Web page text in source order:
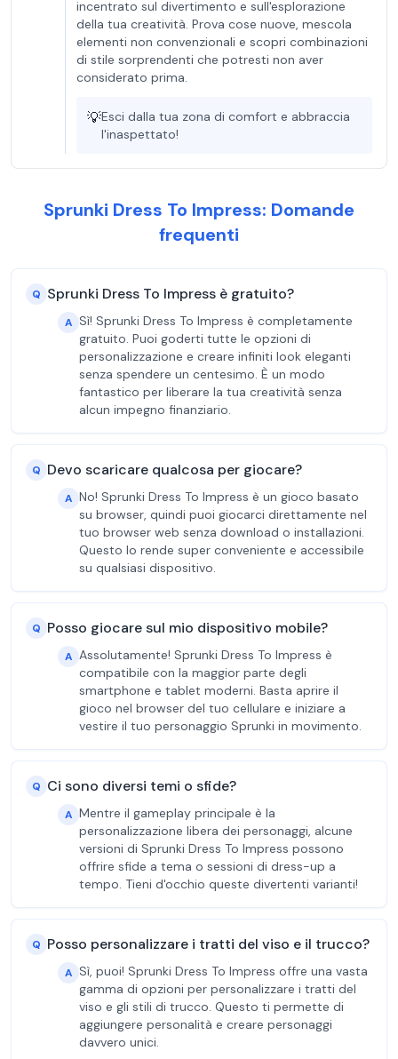
incentrato sul divertimento e sull'esplorazione
della tua creatività. Prova cose nuove, mescola
elementi non convenzionali e scopri combinazioni
di stile sorprendenti che potresti non aver
considerato prima.
💡Esci dalla tua zona di comfort e abbraccia
l'inaspettato!
Sprunki Dress To Impress: Domande
frequenti
Q Sprunki Dress To Impress è gratuito?
A Sì! Sprunki Dress To Impress è completamente
gratuito. Puoi goderti tutte le opzioni di
personalizzazione e creare infiniti look eleganti
senza spendere un centesimo. È un modo
fantastico per liberare la tua creatività senza
alcun impegno finanziario.
Q Devo scaricare qualcosa per giocare?
A No! Sprunki Dress To Impress è un gioco basato
su browser, quindi puoi giocarci direttamente nel
tuo browser web senza download o installazioni.
Questo lo rende super conveniente e accessibile
su qualsiasi dispositivo.
Q Posso giocare sul mio dispositivo mobile?
A Assolutamente! Sprunki Dress To Impress è
compatibile con la maggior parte degli
smartphone e tablet moderni. Basta aprire il
gioco nel browser del tuo cellulare e iniziare a
vestire il tuo personaggio Sprunki in movimento.
Q Ci sono diversi temi o sfide?
A Mentre il gameplay principale è la
personalizzazione libera dei personaggi, alcune
versioni di Sprunki Dress To Impress possono
offrire sfide a tema o sessioni di dress-up a
tempo. Tieni d'occhio queste divertenti varianti!
Q Posso personalizzare i tratti del viso e il trucco?
A Sì, puoi! Sprunki Dress To Impress offre una vasta
gamma di opzioni per personalizzare i tratti del
viso e gli stili di trucco. Questo ti permette di
aggiungere personalità e creare personaggi
davvero unici.